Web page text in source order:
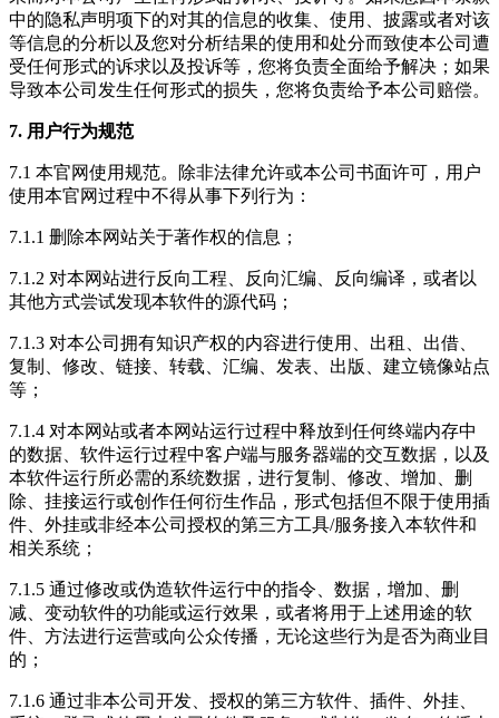
中的隐私声明项下的对其的信息的收集、使用、披露或者对该
等信息的分析以及您对分析结果的使用和处分而致使本公司遭
受任何形式的诉求以及投诉等，您将负责全面给予解决；如果
导致本公司发生任何形式的损失，您将负责给予本公司赔偿。
7. 用户行为规范
7.1 本官网使用规范。除非法律允许或本公司书面许可，用户
使用本官网过程中不得从事下列行为：
7.1.1 删除本网站关于著作权的信息；
7.1.2 对本网站进行反向工程、反向汇编、反向编译，或者以
其他方式尝试发现本软件的源代码；
7.1.3 对本公司拥有知识产权的内容进行使用、出租、出借、
复制、修改、链接、转载、汇编、发表、出版、建立镜像站点
等；
7.1.4 对本网站或者本网站运行过程中释放到任何终端内存中
的数据、软件运行过程中客户端与服务器端的交互数据，以及
本软件运行所必需的系统数据，进行复制、修改、增加、删
除、挂接运行或创作任何衍生作品，形式包括但不限于使用插
件、外挂或非经本公司授权的第三方工具/服务接入本软件和
相关系统；
7.1.5 通过修改或伪造软件运行中的指令、数据，增加、删
减、变动软件的功能或运行效果，或者将用于上述用途的软
件、方法进行运营或向公众传播，无论这些行为是否为商业目
的；
7.1.6 通过非本公司开发、授权的第三方软件、插件、外挂、